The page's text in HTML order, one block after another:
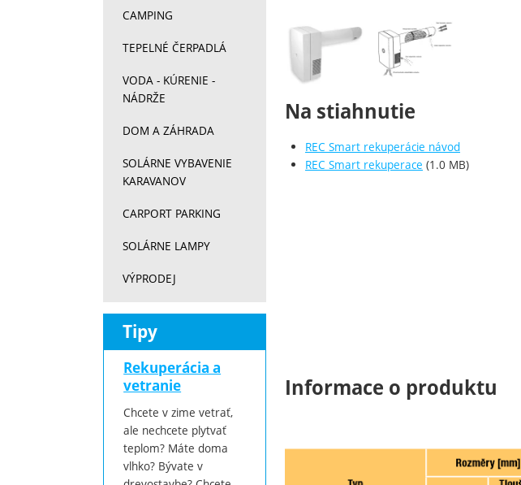
Fotografie
Na stiahnutie
REC Smart rekuperácie návod
REC Smart rekuperace (1.0 MB)
Informace o produktu
CAMPING
TEPELNÉ ČERPADLÁ
VODA - KÚRENIE -
NÁDRŽE
DOM A ZÁHRADA
SOLÁRNE VYBAVENIE
KARAVANOV
CARPORT PARKING
SOLÁRNE LAMPY
VÝPRODEJ
Tipy
Rekuperácia a
vetranie
Chcete v zime vetrať,
ale nechcete plytvať
teplom? Máte doma
vlhko? Bývate v